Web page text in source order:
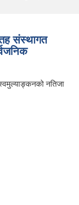
संस्थागत
नतिजा